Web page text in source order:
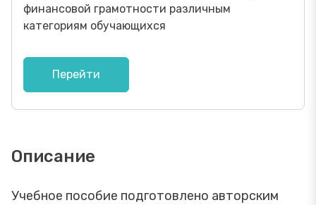
финансовой грамотности различным
категориям обучающихся
Перейти
Описание
Учебное пособие подготовлено авторским